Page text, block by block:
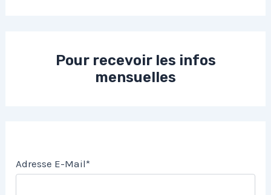
Pour recevoir les infos
mensuelles
Adresse E-Mail*